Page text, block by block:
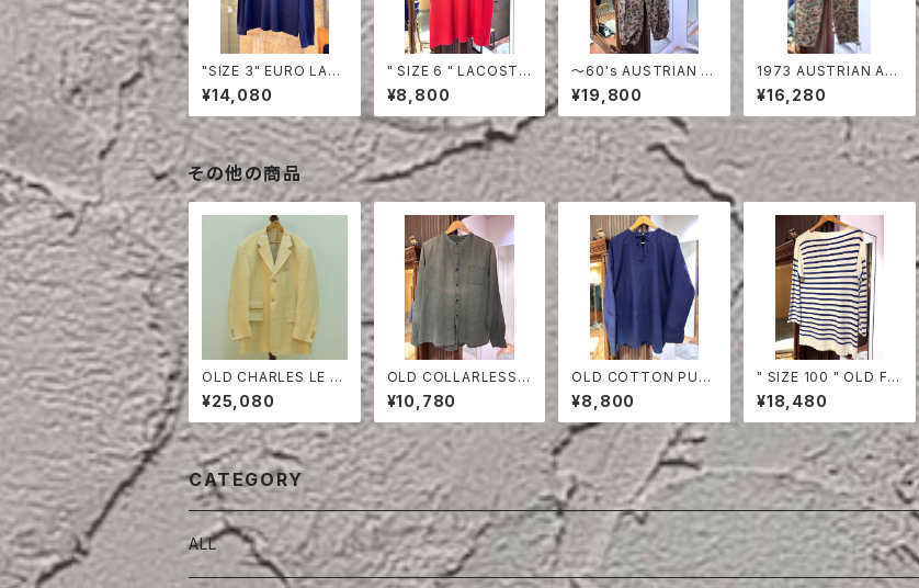
"SIZE 3" EURO LAC
OSTE POLO SHIRT
LONG SLEEVE
¥14,080
" SIZE 6 " LACOSTE
POLO SHIRT RED
¥8,800
〜60's AUSTRIAN A
RMY PEA DOT CAM
O FIERD PANTS
¥19,800
1973 AUSTRIAN AR
MY PEA DOT CAMO
FIERD PANTS
¥16,280
その他の商品
OLD CHARLES LE G
OLF LINEN HERRING
BONE TAILORED JA
CKET
¥25,080
OLD COLLARLESS S
HIRT
¥10,780
OLD COTTON PULL
OVER SHIRT
¥8,800
" SIZE 100 " OLD FR
ENCH NAVY BORDE
R CUT-SEW
¥18,480
CATEGORY
ALL